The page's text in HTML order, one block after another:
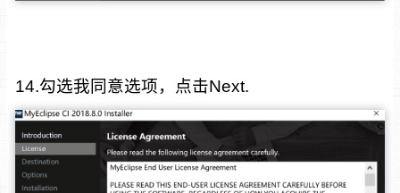
14.勾选我同意选项，点击Next.